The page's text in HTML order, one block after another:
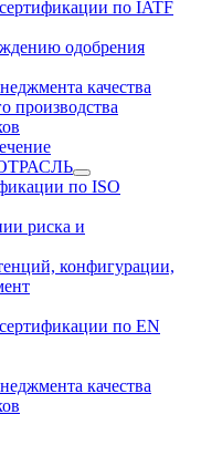
по IATF
одобрения
качества
производства
по ISO
риска и
конфигурации,
по EN
качества